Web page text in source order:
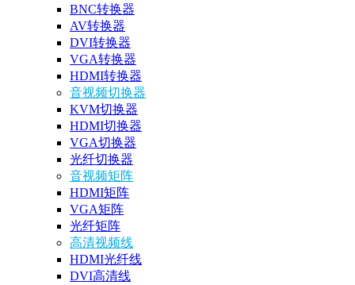
BNC转换器
AV转换器
DVI转换器
VGA转换器
HDMI转换器
音视频切换器
KVM切换器
HDMI切换器
VGA切换器
光纤切换器
音视频矩阵
HDMI矩阵
VGA矩阵
光纤矩阵
高清视频线
HDMI光纤线
DVI高清线